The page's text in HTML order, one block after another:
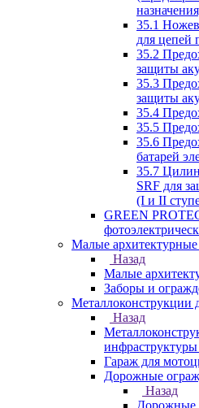
35.1
для цепей
35.2
защиты
35.3
защиты
35.4
35.5
35.6
батарей
35.7
SRF для
(I и II
GREEN
Малые
Назад
Малые
Заборы и
Металлоконструкции
Назад
инфраструктуры
Гараж для
Дорожные
Назад
Дорожные